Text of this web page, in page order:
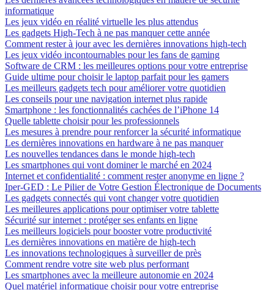
informatique
Les jeux vidéo en réalité virtuelle les plus attendus
Les gadgets High-Tech à ne pas manquer cette année
Comment rester à jour avec les dernières innovations high-tech
Les jeux vidéo incontournables pour les fans de gaming
Software de CRM : les meilleures options pour votre entreprise
Guide ultime pour choisir le laptop parfait pour les gamers
Les meilleurs gadgets tech pour améliorer votre quotidien
Les conseils pour une navigation internet plus rapide
Smartphone : les fonctionnalités cachées de l’iPhone 14
Quelle tablette choisir pour les professionnels
Les mesures à prendre pour renforcer la sécurité informatique
Les dernières innovations en hardware à ne pas manquer
Les nouvelles tendances dans le monde high-tech
Les smartphones qui vont dominer le marché en 2024
Internet et confidentialité : comment rester anonyme en ligne ?
Iper-GED : Le Pilier de Votre Gestion Électronique de Documents
Les gadgets connectés qui vont changer votre quotidien
Les meilleures applications pour optimiser votre tablette
Sécurité sur internet : protéger ses enfants en ligne
Les meilleurs logiciels pour booster votre productivité
Les dernières innovations en matière de high-tech
Les innovations technologiques à surveiller de près
Comment rendre votre site web plus performant
Les smartphones avec la meilleure autonomie en 2024
Quel matériel informatique choisir pour votre entreprise